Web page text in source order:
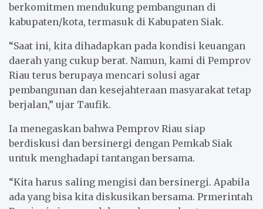
berkomitmen mendukung pembangunan di
kabupaten/kota, termasuk di Kabupaten Siak.
“Saat ini, kita dihadapkan pada kondisi keuangan
daerah yang cukup berat. Namun, kami di Pemprov
Riau terus berupaya mencari solusi agar
pembangunan dan kesejahteraan masyarakat tetap
berjalan,” ujar Taufik.
Ia menegaskan bahwa Pemprov Riau siap
berdiskusi dan bersinergi dengan Pemkab Siak
untuk menghadapi tantangan bersama.
“Kita harus saling mengisi dan bersinergi. Apabila
ada yang bisa kita diskusikan bersama. Prmerintah